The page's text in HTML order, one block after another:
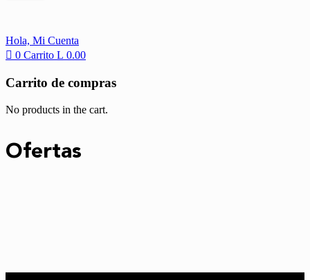
Hola, Mi Cuenta
0 Carrito L 0.00
Carrito de compras
No products in the cart.
Ofertas